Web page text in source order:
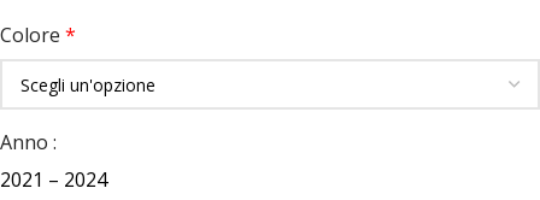
Colore *
Anno
2021 – 2024